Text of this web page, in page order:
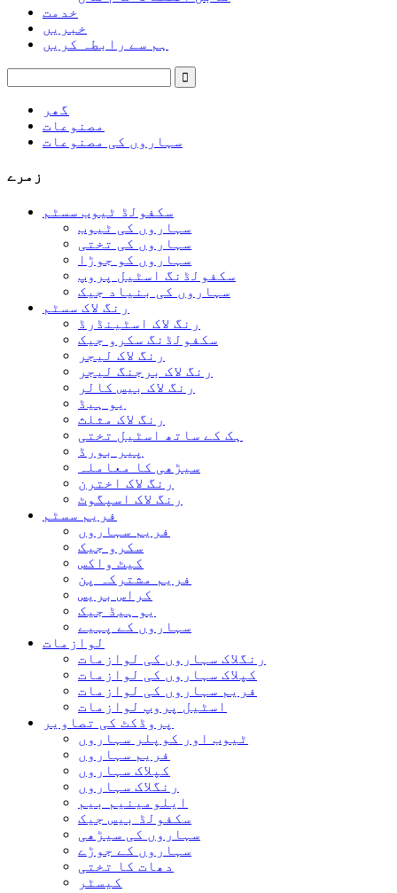
خدمت
خبریں
ہم سے رابطہ کریں
گھر
مصنوعات
سہاروں کی مصنوعات
زمرے
سکفولڈ ٹیوب سسٹم
سہاروں کی ٹیوب
سہاروں کی تختی
سہاروں کو جوڑا
سکفولڈنگ اسٹیل پروپ
سہاروں کی بنیاد جیک
رنگ لاک سسٹم
رنگ لاک اسٹینڈرڈ
سکفولڈنگ سکرو جیک
رنگ لاک لیجر
رنگ لاک برجنگ لیجر
رنگ لاک بیس کالر
یو ہیڈ
رنگ لاک مثلث
ہک کے ساتھ اسٹیل تختی
پیر بورڈ
سیڑھی کا معاملہ
رنگ لاک اخترن
رنگ لاک اسپگوٹ
فریم سسٹم
فریم سہاروں
سکرو جیک
کیٹ واکس
فریم مشترکہ پن
کراس بریس
یو ہیڈ جیک
سہاروں کے پہیے
لوازمات
رنگلاک سہاروں کی لوازمات
کپلاک سہاروں کی لوازمات
فریم سہاروں کی لوازمات
اسٹیل پروپ لوازمات
پروڈکٹ کی تصاویر
ٹیوب اور کوپلر سہاروں
فریم سہاروں
کپلاک سہاروں
رنگلاک سہاروں
ایلومینیم بیم
سکفولڈ بیس جیک
سہاروں کی سیڑھی
سہاروں کے جوڑے
دھات کا تختی
کیسٹر